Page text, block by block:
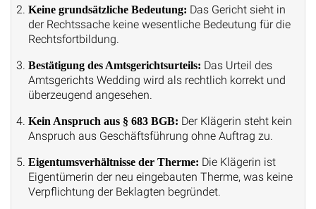
Keine grundsätzliche Bedeutung: Das Gericht sieht in
der Rechtssache keine wesentliche Bedeutung für die
Rechtsfortbildung.
Bestätigung des Amtsgerichtsurteils: Das Urteil des
Amtsgerichts Wedding wird als rechtlich korrekt und
überzeugend angesehen.
Kein Anspruch aus § 683 BGB: Der Klägerin steht kein
Anspruch aus Geschäftsführung ohne Auftrag zu.
Eigentumsverhältnisse der Therme: Die Klägerin ist
Eigentümerin der neu eingebauten Therme, was keine
Verpflichtung der Beklagten begründet.